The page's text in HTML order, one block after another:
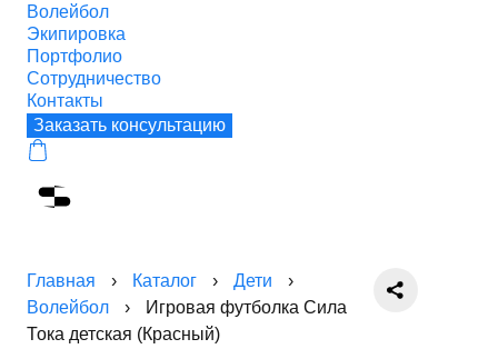
Волейбол
Экипировка
Портфолио
Сотрудничество
Контакты
Заказать консультацию
Главная › Каталог › Дети
›
Волейбол
›
Игровая футболка Сила
Тока детская (Красный)